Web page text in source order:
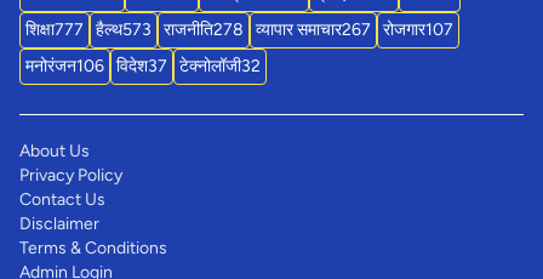
शिक्षा777 हैल्थ573 राजनीति278 व्यापार समाचार267 रोजगार107
मनोरंजन106 विदेश37 टेक्नोलॉजी32
About Us
Privacy Policy
Contact Us
Disclaimer
Terms & Conditions
Admin Login